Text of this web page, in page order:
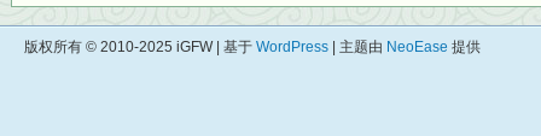
版权所有 © 2010-2025 iGFW | 基于 WordPress | 主题由 NeoEase 提供